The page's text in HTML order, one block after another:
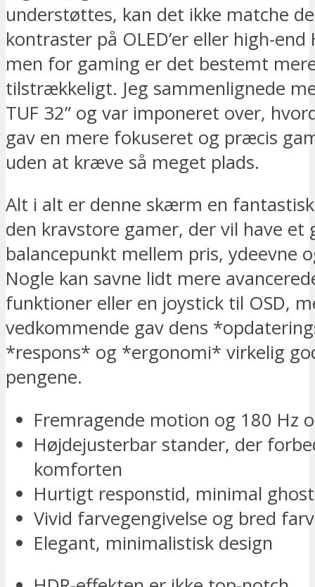
understøttes, kan det ikke matche
kontraster på OLED’er eller high-
men for gaming er det bestemt
tilstrækkeligt. Jeg sammenlignede
TUF 32” og var imponeret over,
gav en mere fokuseret og præcis
uden at kræve så meget plads.
Alt i alt er denne skærm en
den kravstore gamer, der vil have et
balancepunkt mellem pris, ydeevne
Nogle kan savne lidt mere
funktioner eller en joystick til OSD,
vedkommende gav dens
*respons* og *ergonomi* virkelig
pengene.
Fremragende motion og 180 Hz
Højdejusterbar stander, der
komforten
Hurtigt responstid, minimal
Vivid farvegengivelse og bred
Elegant, minimalistisk design